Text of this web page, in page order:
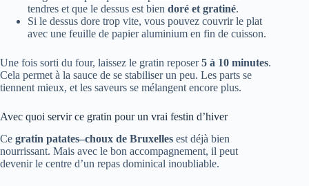
tendres et que le dessus est bien doré et gratiné.
Si le dessus dore trop vite, vous pouvez couvrir le plat
avec une feuille de papier aluminium en fin de cuisson.
Une fois sorti du four, laissez le gratin reposer5 à 10 minutes.
Cela permet à la sauce de se stabiliser un peu. Les parts se
tiennent mieux, et les saveurs se mélangent encore plus.
Avec quoi servir ce gratin pour un vrai festin d’hiver
Ce gratin patates–choux de Bruxelles est déjà bien
nourrissant. Mais avec le bon accompagnement, il peut
devenir le centre d’un repas dominical inoubliable.